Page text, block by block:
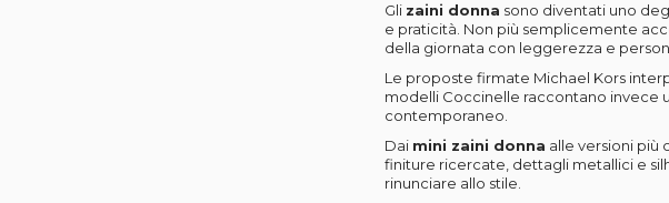
Gli zaini donna sono diventati uno
e praticità. Non più semplicemente
della giornata con leggerezza e
Le proposte firmate Michael Kors
modelli Coccinelle raccontano invece
contemporaneo.
Dai mini zaini donna alle versioni più
finiture ricercate, dettagli metallici e
rinunciare allo stile.